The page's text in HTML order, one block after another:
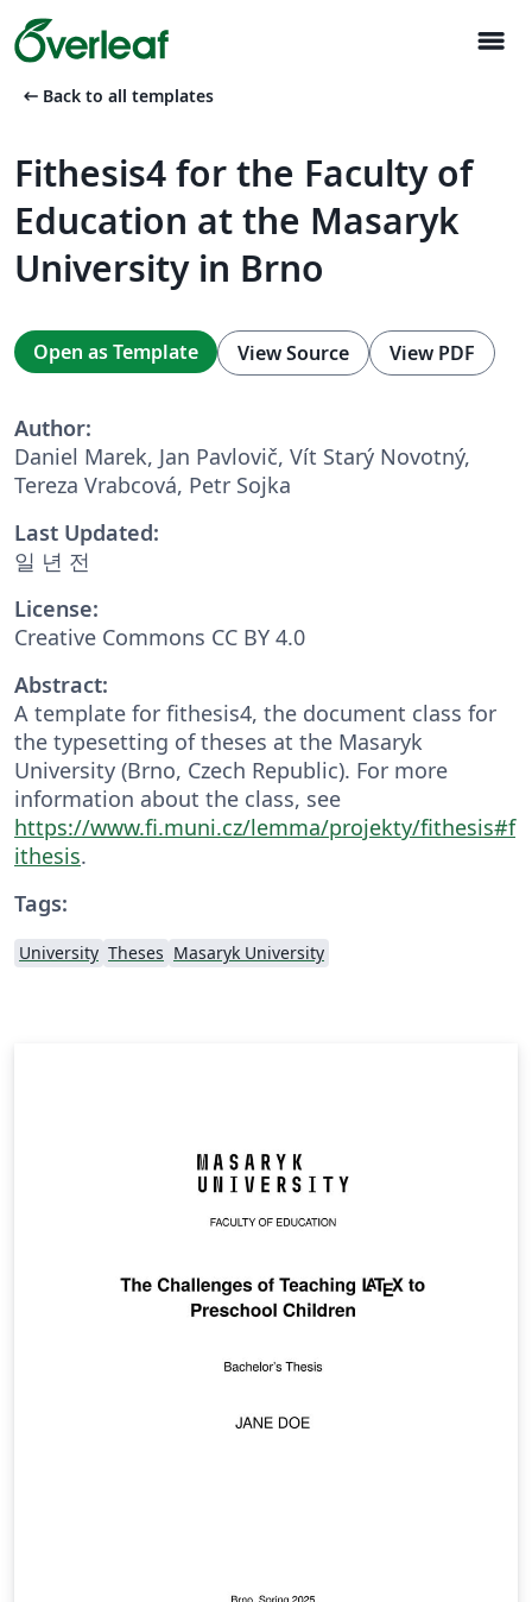
menu
arrow_left_alt Back to all templates
Fithesis4 for the Faculty of
Education at the Masaryk
University in Brno
Open as Template View Source View PDF
Author:
Daniel Marek, Jan Pavlovič, Vít Starý Novotný,
Tereza Vrabcová, Petr Sojka
Last Updated:
일 년 전
License:
Creative Commons CC BY 4.0
Abstract:
A template for fithesis4, the document class for
the typesetting of theses at the Masaryk
University (Brno, Czech Republic). For more
information about the class, see
https://www.fi.muni.cz/lemma/projekty/fithesis#f
ithesis.
Tags:
University Theses Masaryk University